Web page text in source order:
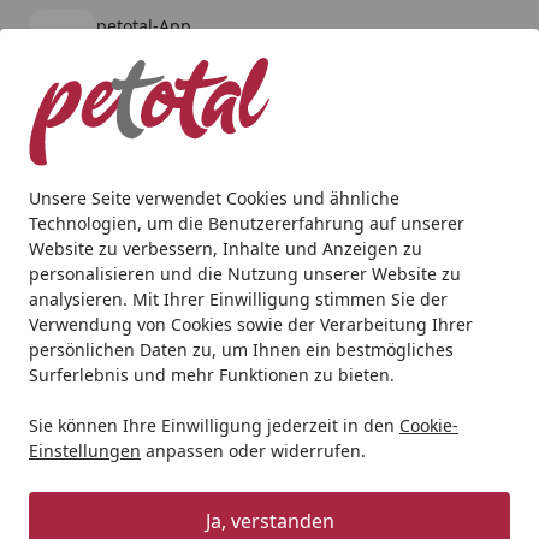
Unsere Seite verwendet Cookies und ähnliche
Technologien, um die Benutzererfahrung auf unserer
Website zu verbessern, Inhalte und Anzeigen zu
personalisieren und die Nutzung unserer Website zu
analysieren. Mit Ihrer Einwilligung stimmen Sie der
Verwendung von Cookies sowie der Verarbeitung Ihrer
persönlichen Daten zu, um Ihnen ein bestmögliches
Surferlebnis und mehr Funktionen zu bieten.
Sie können Ihre Einwilligung jederzeit in den Cookie-
Einstellungen anpassen oder widerrufen.
Ja, verstanden
petotal-App
kostenlos - Im App Store
Alle Produkte
Mein Konto
Suchen
Startseite
Aquaristik Aquarien Aquarium Set JUWEL Rio 450
JUWEL Rio 450 LED Aquarium Set